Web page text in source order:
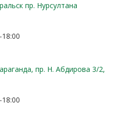
пр. Нурсултана
пр. Н. Абдирова 3/2,